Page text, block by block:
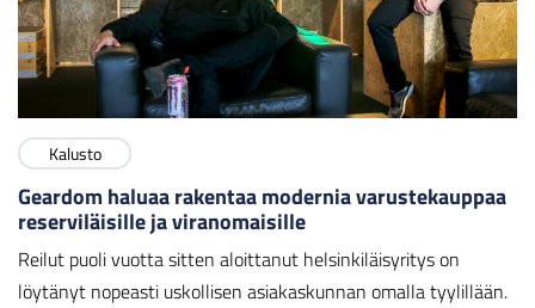
Kalusto
Geardom haluaa rakentaa modernia varustekauppaa
reserviläisille ja viranomaisille
Reilut puoli vuotta sitten aloittanut helsinkiläisyritys on
löytänyt nopeasti uskollisen asiakaskunnan omalla tyylillään.